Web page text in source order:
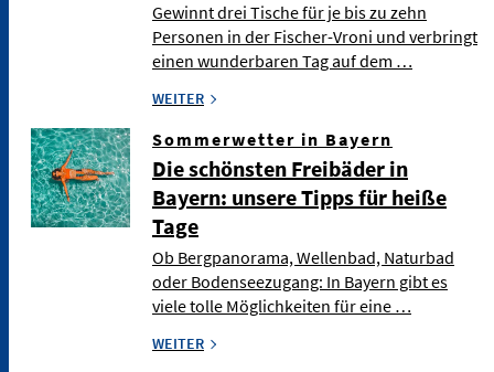
Gewinnt drei Tische für je bis zu zehn
Personen in der Fischer-Vroni und verbringt
einen wunderbaren Tag auf dem …
WEITER
Sommerwetter in Bayern
Die schönsten Freibäder in
Bayern: unsere Tipps für heiße
Tage
Ob Bergpanorama, Wellenbad, Naturbad
oder Bodenseezugang: In Bayern gibt es
viele tolle Möglichkeiten für eine …
WEITER